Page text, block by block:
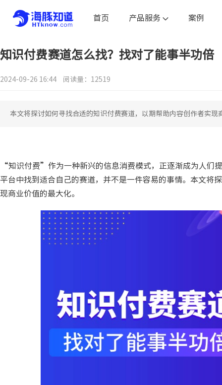
首页 产品服务 案例
知识付费赛道怎么找？找对了能事半功倍
2024-09-26 16:44 阅读量：12519
本文将探讨如何寻找合适的知识付费赛道，以期帮助内容创作者实现
“知识付费”作为一种新兴的信息消费模式，正逐渐成为人们
平台中找到适合自己的赛道，并不是一件容易的事情。本文将
现商业价值的最大化。